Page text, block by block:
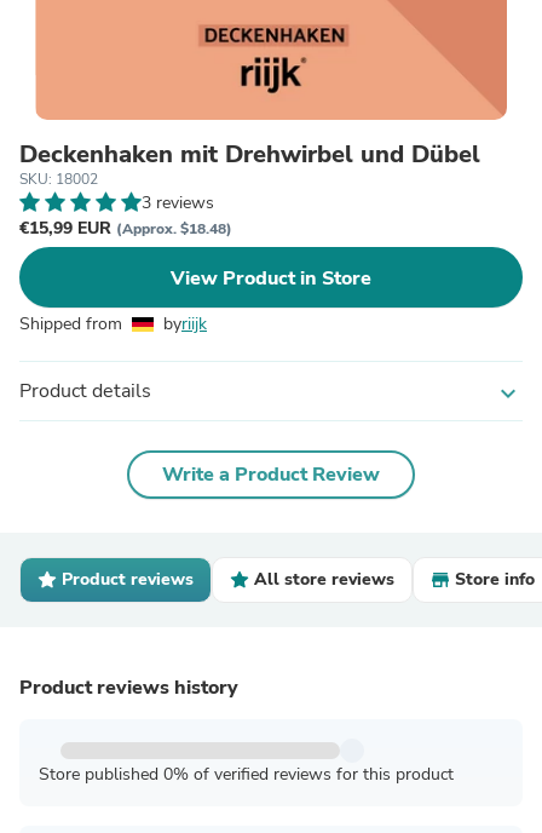
Deckenhaken mit Drehwirbel und Dübel
SKU: 18002
3 reviews
€15,99 EUR (Approx. $18.48)
View Product in Store
Shipped from byriijk
Product details expand_more
Write a Product Review
Product reviews All store reviews Store info
Product reviews history
Store published 0% of verified reviews for this product